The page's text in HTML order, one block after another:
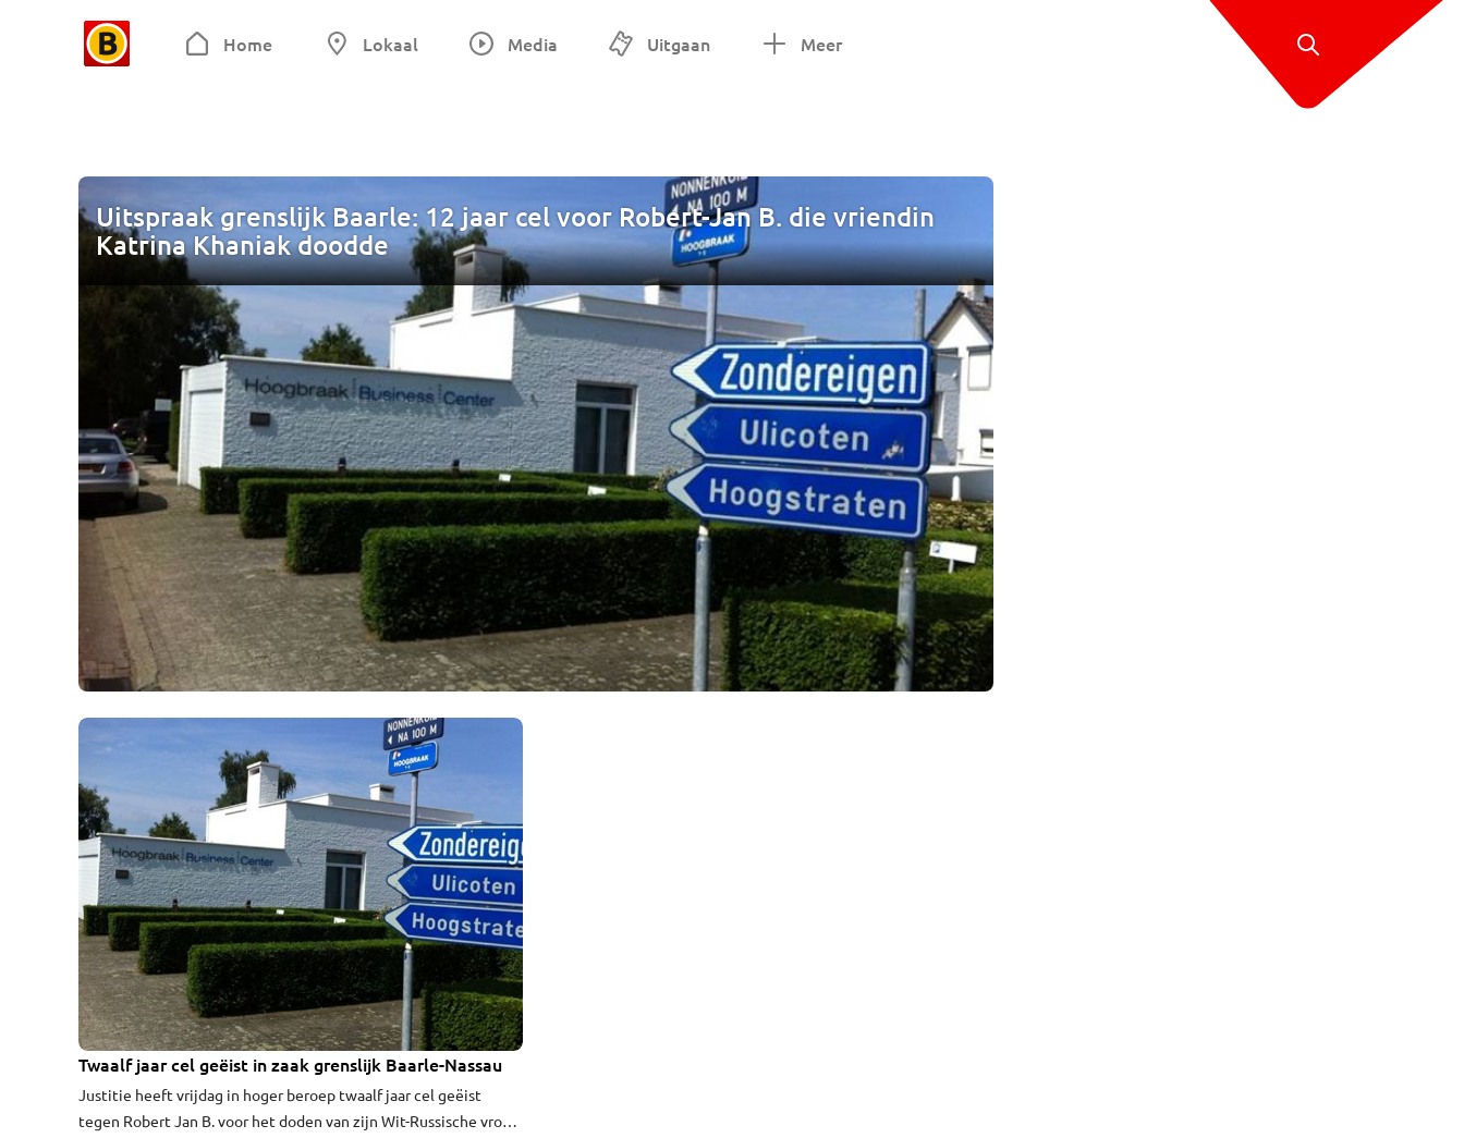
Home Lokaal Media Uitgaan Meer
Uitspraak grenslijk Baarle: 12 jaar cel voor Robert-Jan B. die vriendin
Katrina Khaniak doodde
Twaalf jaar cel geëist in zaak grenslijk Baarle-Nassau
Justitie heeft vrijdag in hoger beroep twaalf jaar cel geëist
tegen Robert Jan B. voor het doden van zijn Wit-Russische vrouw